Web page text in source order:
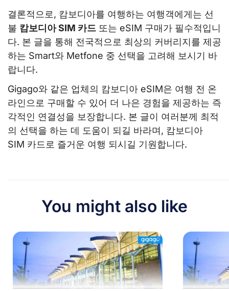
결론적으로, 캄보디아를 여행하는 여행객에게는 선
불 캄보디아 SIM 카드 또는 eSIM 구매가 필수적입니
다. 본 글을 통해 전국적으로 최상의 커버리지를 제공
하는 Smart와 Metfone 중 선택을 고려해 보시기 바
랍니다.
Gigago와 같은 업체의 캄보디아 eSIM은 여행 전 온
라인으로 구매할 수 있어 더 나은 경험을 제공하는 즉
각적인 연결성을 보장합니다. 본 글이 여러분께 최적
의 선택을 하는 데 도움이 되길 바라며, 캄보디아
SIM 카드로 즐거운 여행 되시길 기원합니다.
You might also like